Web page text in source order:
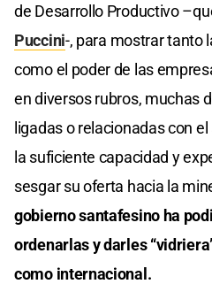
de Desarrollo Productivo
Puccini-, para mostrar tanto
como el poder de las
en diversos rubros, muchas
ligadas o relacionadas con
la suficiente capacidad y
sesgar su oferta hacia la
gobierno santafesino ha
ordenarlas y darles
como internacional.